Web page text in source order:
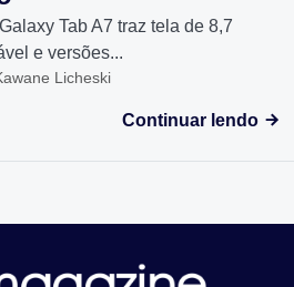
Tab A7 traz tela de 8,7
e versões...
Licheski
Continuar lendo